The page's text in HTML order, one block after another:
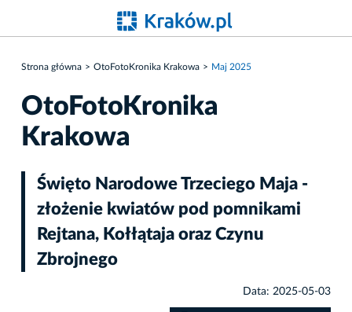
Strona główna OtoFotoKronika Krakowa Maj 2025
OtoFotoKronika
Krakowa
Święto Narodowe Trzeciego Maja -
złożenie kwiatów pod pomnikami
Rejtana, Kołłątaja oraz Czynu
Zbrojnego
Data: 2025-05-03